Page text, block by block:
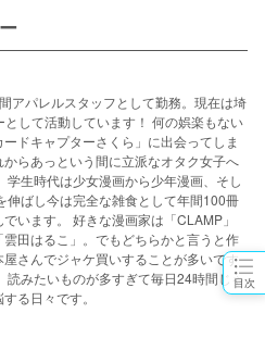
目次
アパレルスタッフとして勤務。現在は埼
として活動しています！ 何の娯楽もない
ドキャプターさくら」に出会ってしま
からあっという間に立派なオタク女子へ
学生時代は少女漫画から少年漫画、そし
伸ばし今は完全な雑食として年間100冊
います。 好きな漫画家は「CLAMP」
雲田はるこ」。でもどちらかと言うと作
さんでジャケ買いすることが多いです
読みたいものが多すぎて毎日24時間じゃ
る日々です。